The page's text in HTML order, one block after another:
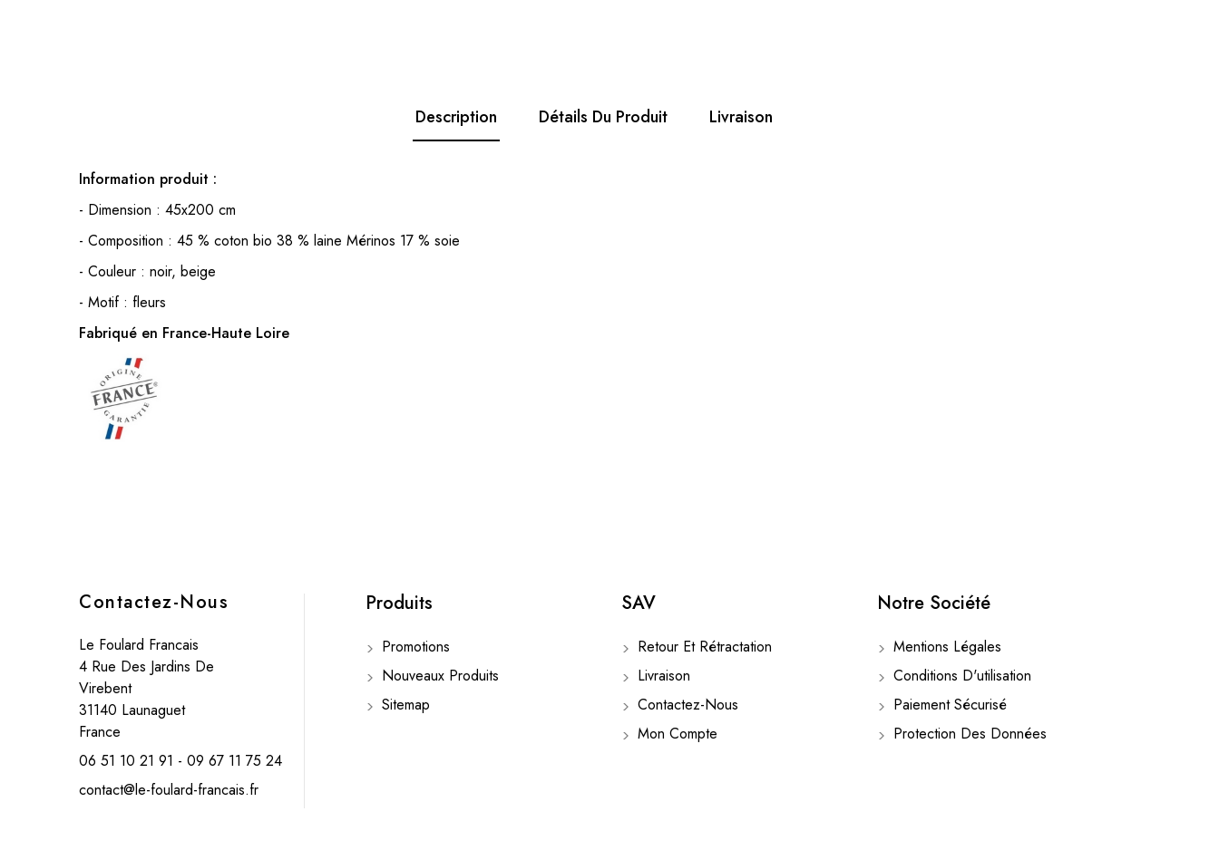
Description Détails Du Produit Livraison
Information produit :
- Dimension : 45x200 cm
- Composition : 45 % coton bio 38 % laine Mérinos 17 % soie
- Couleur : noir, beige
- Motif : fleurs
Fabriqué en France-Haute Loire
Contactez-Nous
Le Foulard Francais
4 Rue Des Jardins De
Virebent
31140 Launaguet
France
06 51 10 21 91 - 09 67 11 75 24
contact@le-foulard-francais.fr
Produits
Promotions
Nouveaux Produits
Sitemap
SAV
Retour Et Rétractation
Livraison
Contactez-Nous
Mon Compte
Notre Société
Mentions Légales
Conditions D'utilisation
Paiement Sécurisé
Protection Des Données